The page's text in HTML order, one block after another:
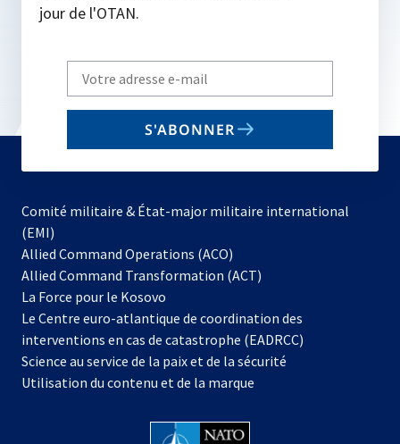
jour de l'OTAN.
Write
your
email
S'ABONNER
Comité militaire & État-major militaire international
(EMI)
Allied Command Operations (ACO)
dans
nouvel
onglet
Allied Command Transformation (ACT)
La Force pour le Kosovo
dans
un
nouvel
onglet
Le Centre euro-atlantique de coordination des
interventions en cas de catastrophe (EADRCC)
Science au service de la paix et de la sécurité
Utilisation du contenu et de la marque